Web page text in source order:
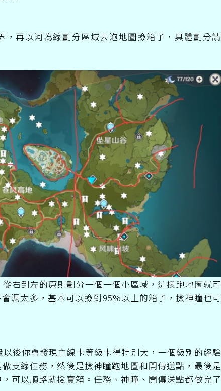
，再以河為線劃分區域去泡地圖撿箱子，具體劃分
右到左的原則劃分一個一個小區域，這樣跑地圖就
漏太多，基本可以撿到95%以上的箱子，撿神瞳也
後你會發現主線卡等級卡得特別大，一個級別的經
支線任務，然後是撿神瞳跑地圖和開傳送點，最後
可以順路就撿寶箱。任務、神瞳、開傳送點都做完